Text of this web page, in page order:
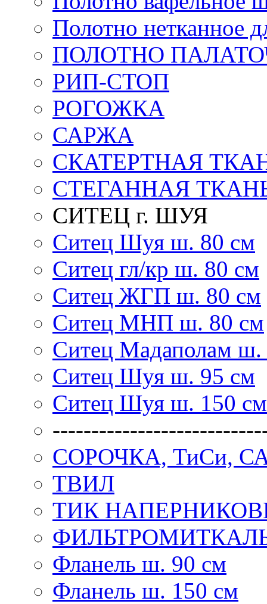
Полотно нетканное
ПОЛОТНО
РИП-СТОП
РОГОЖКА
САРЖА
СКАТЕРТНАЯ
СТЕГАННАЯ
СИТЕЦ г. ШУЯ
Ситец Шуя ш. 80 см
Ситец гл/кр ш. 80 см
Ситец ЖГП ш. 80 см
Ситец МНП ш. 80 см
Ситец Мадаполам ш.
Ситец Шуя ш. 95 см
Ситец Шуя ш. 150 см
СОРОЧКА, ТиСи,
ТВИЛ
ТИК
Фланель ш. 90 см
Фланель ш. 150 см